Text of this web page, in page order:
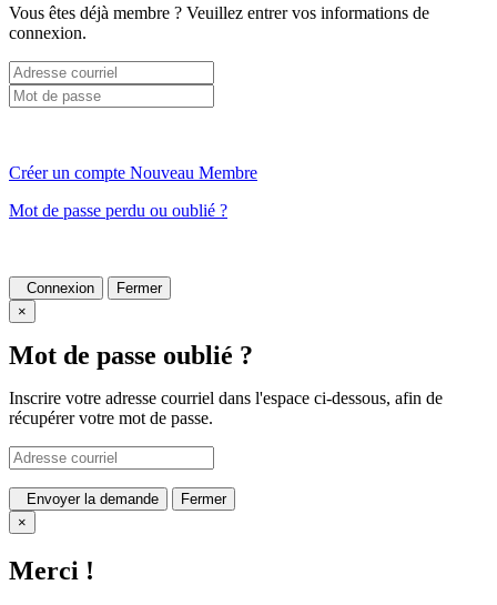
Vous êtes déjà membre ? Veuillez entrer vos informations de
connexion.
Créer un compte Nouveau Membre
Mot de passe perdu ou oublié ?
Connexion
Fermer
×
Mot de passe oublié ?
Inscrire votre adresse courriel dans l'espace ci-dessous, afin de
récupérer votre mot de passe.
Envoyer la demande
Fermer
×
Merci !